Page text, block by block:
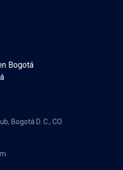
Bogotá
Bogotá D. C., CO